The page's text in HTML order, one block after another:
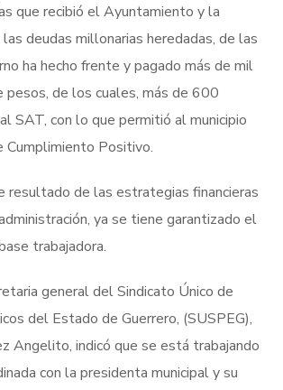
que recibió el Ayuntamiento y la
las deudas millonarias heredadas, de las
ha hecho frente y pagado más de mil
de los cuales, más de 600
SAT, con lo que permitió al municipio
Cumplimiento Positivo.
resultado de las estrategias financieras
ya se tiene garantizado el
trabajadora.
general del Sindicato Único de
del Estado de Guerrero, (SUSPEG),
Angelito, indicó que se está trabajando
con la presidenta municipal y su